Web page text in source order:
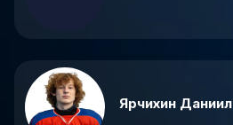
Ярчихин Даниил